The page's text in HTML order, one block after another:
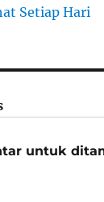
Setiap Hari
untuk